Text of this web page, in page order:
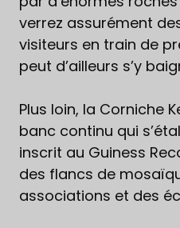
verrez assurément
visiteurs en train de
peut d’ailleurs s’y
Plus loin, la Corniche
banc continu qui
inscrit au Guiness
des flancs de
associations et des